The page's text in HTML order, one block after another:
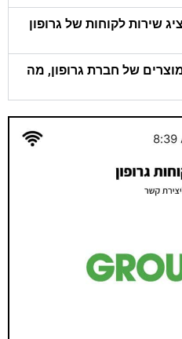
שירות לקוחות של גרופון
של חברת גרופון, מה